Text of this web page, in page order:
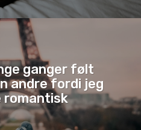
ganger følt
andre fordi jeg
romantisk